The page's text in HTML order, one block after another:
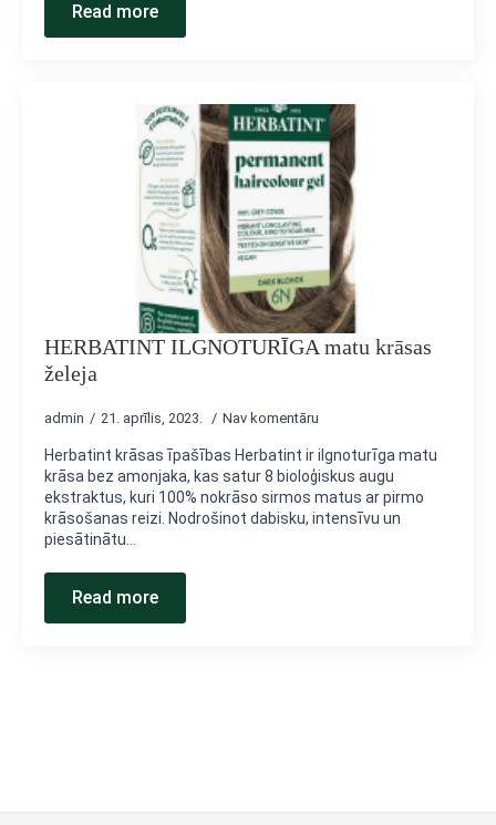
Read more
HERBATINT ILGNOTURĪGA matu krāsas
želeja
admin 21. aprīlis, 2023. Nav komentāru
Herbatint krāsas īpašības Herbatint ir ilgnoturīga matu
krāsa bez amonjaka, kas satur 8 bioloģiskus augu
ekstraktus, kuri 100% nokrāso sirmos matus ar pirmo
krāsošanas reizi. Nodrošinot dabisku, intensīvu un
piesātinātu…
Read more